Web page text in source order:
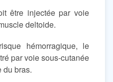
être injectée par voie
deltoide.
hémorragique, le
par voie sous-cutanée
du bras.